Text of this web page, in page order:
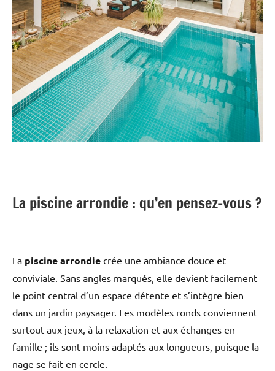
La piscine arrondie : qu’en pensez-vous ?
La piscine arrondie crée une ambiance douce et
conviviale. Sans angles marqués, elle devient facilement
le point central d’un espace détente et s’intègre bien
dans un jardin paysager. Les modèles ronds conviennent
surtout aux jeux, à la relaxation et aux échanges en
famille ; ils sont moins adaptés aux longueurs, puisque la
nage se fait en cercle.